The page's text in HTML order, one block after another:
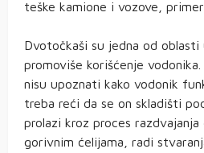
teške kamione i vozove,
Dvotočkaši su jedna od oblasti
promoviše korišćenje
nisu upoznati kako vodonik
treba reći da se on skladišti
prolazi kroz proces
gorivnim ćelijama, radi